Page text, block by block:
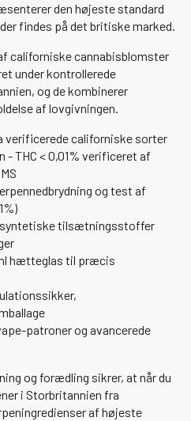
den højeste standard
findes på det britiske marked.
californiske cannabisblomster
under kontrollerede
og de kombinerer
af lovgivningen.
verificerede californiske sorter
THC < 0,01% verificeret af
og test af
syntetiske tilsætningsstoffer
hætteglas til præcis
patroner og avancerede
og forædling sikrer, at når du
i Storbritannien fra
af højeste